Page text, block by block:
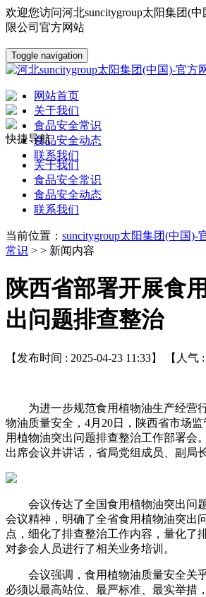
欢迎您访问河北suncitygroup太阳集团(
限公司官方网站
Toggle navigation
网站首页
关于我们
食品安全常识
食品安全动态
联系我们
快捷导航
关于我们
食品安全常识
食品安全动态
联系我们
当前位置： suncitygroup太阳集团(中国)-
常识 > > 新闻内容
陕西省部署开展食
出问题排查整治
【发布时间 : 2025-04-23 11:33】 【人气 :
为进一步规范食用植物油生产经营
物油质量安全，4月20日，陕西省市场
用植物油突出问题排查整治工作部署会
出席会议并讲话，省局党组成员、副局
会议传达了全国食用植物油突出问
会议精神，明确了全省食用植物油突出
点，细化了排查整治工作内容，量化了
对参会人员进行了相关业务培训。
会议强调，食用植物油质量安全关乎
必须以最高站位、最严标准、最实举措